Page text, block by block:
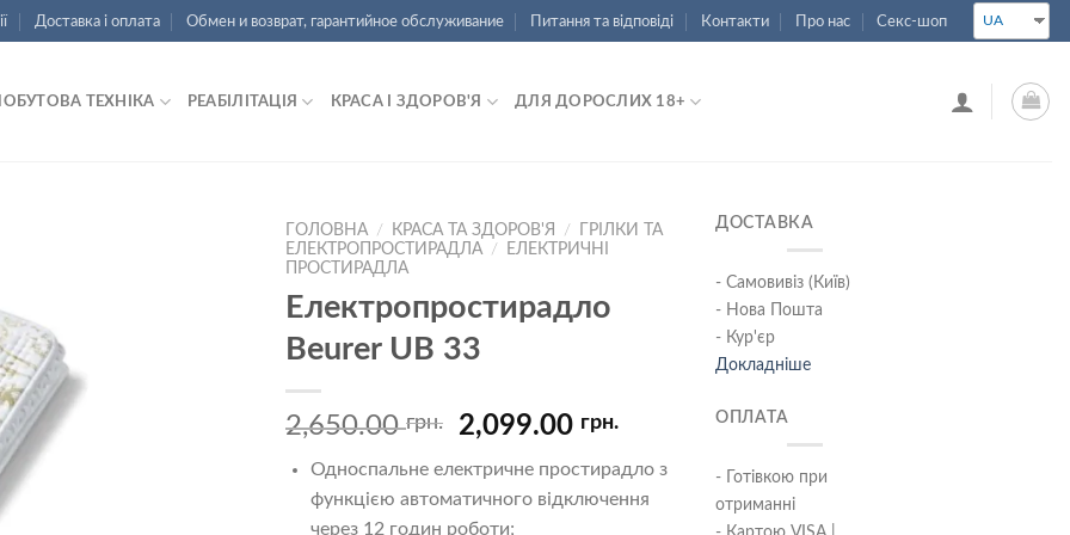
Доставка і оплата Обмен и возврат, гарантийное обслуживание Питання та відповіді Контакти Про нас Секс-шоп UA
ТЕХНІКА РЕАБІЛІТАЦІЯ КРАСА І ЗДОРОВ'Я ДЛЯ ДОРОСЛИХ 18+
ГОЛОВНА / КРАСА ТА ЗДОРОВ'Я /
ГРІЛКИ ТА
ЕЛЕКТРОПРОСТИРАДЛА /
ЕЛЕКТРИЧНІ
ПРОСТИРАДЛА
Електропростирадло
Beurer UB 33
2,650.00грн. 2,099.00 грн.
Односпальне електричне простирадло з
функцією автоматичного відключення
через 12 годин роботи;
ДОСТАВКА
- Самовивіз (Київ)
- Нова Пошта
- Кур'єр
Докладніше
ОПЛАТА
- Готівкою при
отриманні